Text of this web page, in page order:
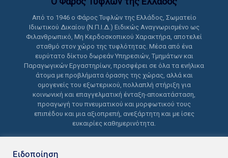
Από το 1946 ο Φάρος Τυφλών της Ελλάδος, Σωματείο
Ιδιωτικού Δικαίου (Ν.Π.Ι.Δ.) Ειδικώς Αναγνωρισμένο ως
Φιλανθρωπικό, Μη Κερδοσκοπικού Χαρακτήρα, αποτελεί
σταθμό στον χώρο της τυφλότητας. Μέσα από ένα
ευρύτατο δίκτυο δωρεάν Υπηρεσιών, Τμημάτων και
Παραγωγικών Εργαστηρίων, προσφέρει σε όλα τα ενήλικα
άτομα με προβλήματα όρασης της χώρας, αλλά και
ομογενείς του εξωτερικού, πολλαπλή στήριξη για
κοινωνική και επαγγελματική ένταξη-αποκατάσταση,
προαγωγή του πνευματικού και μορφωτικού τους
επιπέδου και μια αξιοπρεπή, ανεξάρτητη και με ίσες
ευκαιρίες καθημερινότητα.
Ειδοποίηση